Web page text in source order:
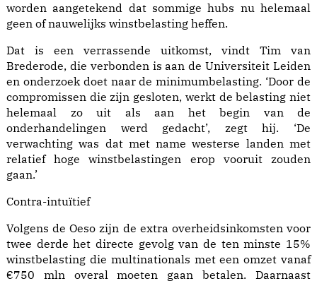
worden aangetekend dat sommige hubs nu helemaal
geen of nauwelijks winstbelasting heffen.
Dat is een verrassende uitkomst, vindt Tim van
Brederode, die verbonden is aan de Universiteit Leiden
en onderzoek doet naar de minimumbelasting. ‘Door de
compromissen die zijn gesloten, werkt de belasting niet
helemaal zo uit als aan het begin van de
onderhandelingen werd gedacht’, zegt hij. ‘De
verwachting was dat met name westerse landen met
relatief hoge winstbelastingen erop vooruit zouden
gaan.’
Contra-intuïtief
Volgens de Oeso zijn de extra overheidsinkomsten voor
twee derde het directe gevolg van de ten minste 15%
winstbelasting die multinationals met een omzet vanaf
€750 mln overal moeten gaan betalen. Daarnaast